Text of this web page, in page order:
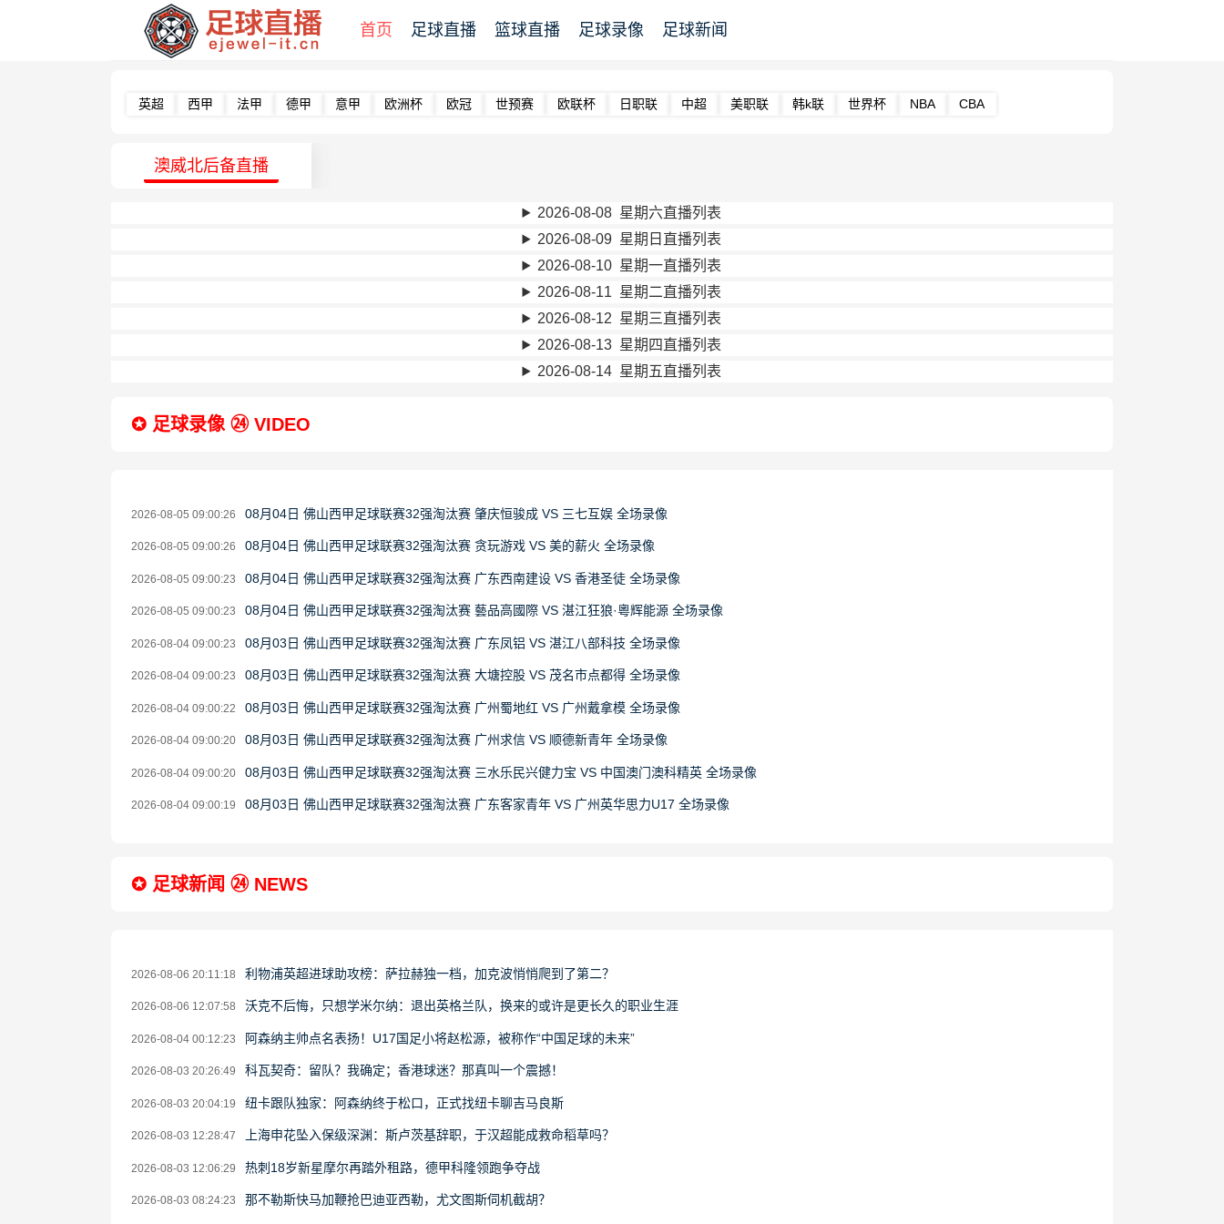
首页 足球直播 篮球直播 足球录像 足球新闻
英超 西甲 法甲 德甲 意甲 欧洲杯 欧冠 世预赛 欧联杯 日职联 中超 美职联 韩k联 世界杯 NBA CBA
澳威北后备直播
2026-08-08 星期六直播列表
2026-08-09 星期日直播列表
2026-08-10 星期一直播列表
2026-08-11 星期二直播列表
2026-08-12 星期三直播列表
2026-08-13 星期四直播列表
2026-08-14 星期五直播列表
✪ 足球录像 ㉔ VIDEO
2026-08-05 09:00:26 08月04日 佛山西甲足球联赛32强淘汰赛 肇庆恒骏成 VS 三七互娱 全场录像
2026-08-05 09:00:26 08月04日 佛山西甲足球联赛32强淘汰赛 贪玩游戏 VS 美的薪火 全场录像
2026-08-05 09:00:23 08月04日 佛山西甲足球联赛32强淘汰赛 广东西南建设 VS 香港圣徒 全场录像
2026-08-05 09:00:23 08月04日 佛山西甲足球联赛32强淘汰赛 藝品高國際 VS 湛江狂狼·粵辉能源 全场录像
2026-08-04 09:00:23 08月03日 佛山西甲足球联赛32强淘汰赛 广东凤铝 VS 湛江八部科技 全场录像
2026-08-04 09:00:23 08月03日 佛山西甲足球联赛32强淘汰赛 大塘控股 VS 茂名市点都得 全场录像
2026-08-04 09:00:22 08月03日 佛山西甲足球联赛32强淘汰赛 广州蜀地红 VS 广州戴拿模 全场录像
2026-08-04 09:00:20 08月03日 佛山西甲足球联赛32强淘汰赛 广州求信 VS 顺德新青年 全场录像
2026-08-04 09:00:20 08月03日 佛山西甲足球联赛32强淘汰赛 三水乐民兴健力宝 VS 中国澳门澳科精英 全场录像
2026-08-04 09:00:19 08月03日 佛山西甲足球联赛32强淘汰赛 广东客家青年 VS 广州英华思力U17 全场录像
✪ 足球新闻 ㉔ NEWS
2026-08-06 20:11:18 利物浦英超进球助攻榜：萨拉赫独一档，加克波悄悄爬到了第二？
2026-08-06 12:07:58 沃克不后悔，只想学米尔纳：退出英格兰队，换来的或许是更长久的职业生涯
2026-08-04 00:12:23 阿森纳主帅点名表扬！U17国足小将赵松源，被称作“中国足球的未来”
2026-08-03 20:26:49 科瓦契奇：留队？我确定；香港球迷？那真叫一个震撼！
2026-08-03 20:04:19 纽卡跟队独家：阿森纳终于松口，正式找纽卡聊吉马良斯
2026-08-03 12:28:47 上海申花坠入保级深渊：斯卢茨基辞职，于汉超能成救命稻草吗？
2026-08-03 12:06:29 热刺18岁新星摩尔再踏外租路，德甲科隆领跑争夺战
2026-08-03 08:24:23 那不勒斯快马加鞭抢巴迪亚西勒，尤文图斯伺机截胡？